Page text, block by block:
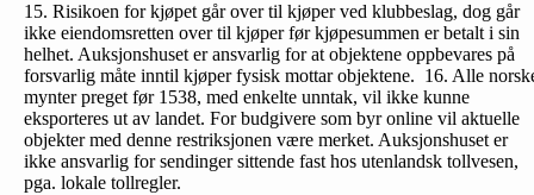
15. Risikoen for kjøpet går over til kjøper ved klubbeslag, dog går
ikke eiendomsretten over til kjøper før kjøpesummen er betalt i sin
helhet. Auksjonshuset er ansvarlig for at objektene oppbevares på
forsvarlig måte inntil kjøper fysisk mottar objektene. 16. Alle
mynter preget før 1538, med enkelte unntak, vil ikke kunne
eksporteres ut av landet. For budgivere som byr online vil aktuelle
objekter med denne restriksjonen være merket. Auksjonshuset er
ikke ansvarlig for sendinger sittende fast hos utenlandsk tollvesen,
pga. lokale tollregler.